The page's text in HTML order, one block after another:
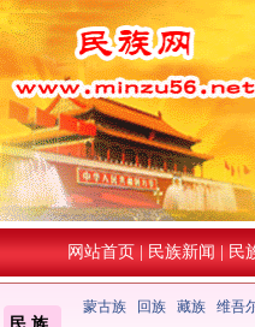
网站首页 民族新闻 民
蒙古族 回族 藏族 维吾